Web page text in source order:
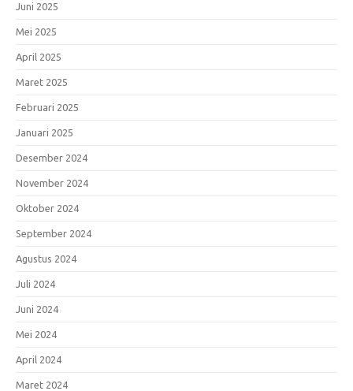
Juni 2025
Mei 2025
April 2025
Maret 2025
Februari 2025
Januari 2025
Desember 2024
November 2024
Oktober 2024
September 2024
Agustus 2024
Juli 2024
Juni 2024
Mei 2024
April 2024
Maret 2024